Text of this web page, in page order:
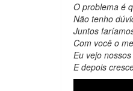
O problema é
Não tenho
Juntos
Com você o
Eu vejo
E depois